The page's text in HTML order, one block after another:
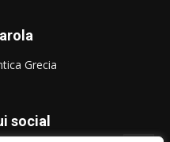
Grecia
social